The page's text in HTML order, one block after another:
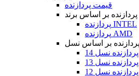
قیمت پردازنده
پردازنده بر اساس برند
پردازنده INTEL
پردازنده AMD
پردازنده نسل 14
پردازنده نسل 13
پردازنده نسل 12